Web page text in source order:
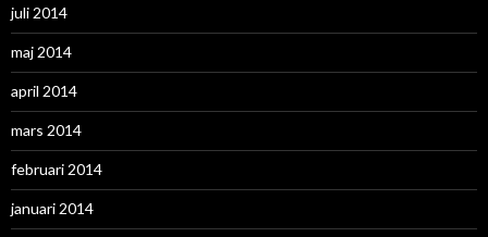
juli 2014
maj 2014
april 2014
mars 2014
februari 2014
januari 2014